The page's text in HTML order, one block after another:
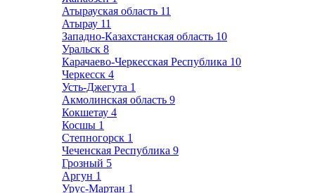
Атырауская область 11
Атырау 11
Западно-Казахстанская область 10
Уральск 8
Карачаево-Черкесская Республика 10
Черкесск 4
Усть-Джегута 1
Акмолинская область 9
Кокшетау 4
Косшы 1
Степногорск 1
Чеченская Республика 9
Грозный 5
Аргун 1
Урус-Мартан 1